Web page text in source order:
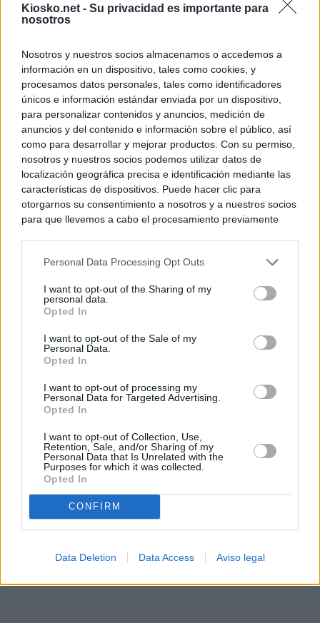
Kiosko.net - Su privacidad es importante para
nosotros
Nosotros y nuestros socios almacenamos o accedemos a
información en un dispositivo, tales como cookies, y
procesamos datos personales, tales como identificadores
únicos e información estándar enviada por un dispositivo,
para personalizar contenidos y anuncios, medición de
anuncios y del contenido e información sobre el público, así
como para desarrollar y mejorar productos. Con su permiso,
nosotros y nuestros socios podemos utilizar datos de
localización geográfica precisa e identificación mediante las
características de dispositivos. Puede hacer clic para
otorgarnos su consentimiento a nosotros y a nuestros socios
para que llevemos a cabo el procesamiento previamente
negar su consentimiento. Tenga en cuenta que algún
de su consentimiento, pero usted tiene el derecho de
rechazar tal procesamiento. Sus preferencias se aplicarán
cualquier momento entrando de nuevo en este sitio web o
visitando nuestra política de privacidad.
Personal Data Processing Opt Outs
I want to opt-out of the Sharing of my
personal data.
Opted In
I want to opt-out of the Sale of my
Personal Data.
Opted In
I want to opt-out of processing my
Personal Data for Targeted Advertising.
Opted In
I want to opt-out of Collection, Use,
Retention, Sale, and/or Sharing of my
Personal Data that Is Unrelated with the
Purposes for which it was collected.
Opted In
CONFIRM
Data Deletion Data Access Aviso legal